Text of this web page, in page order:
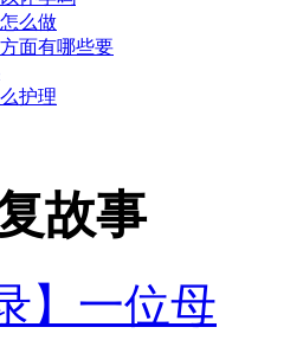
么做
面有哪些要
护理
故事